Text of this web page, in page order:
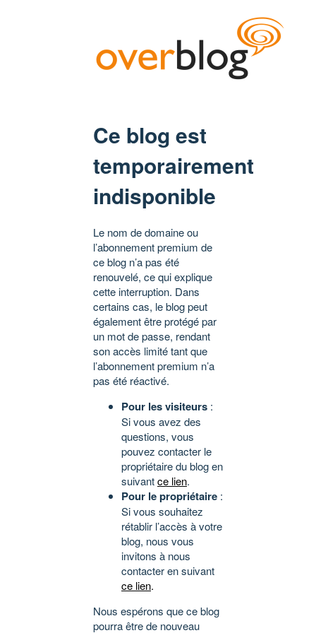
Ce blog est
temporairement
indisponible
Le nom de domaine ou
l’abonnement premium de
ce blog n’a pas été
renouvelé, ce qui explique
cette interruption. Dans
certains cas, le blog peut
également être protégé par
un mot de passe, rendant
son accès limité tant que
l’abonnement premium n’a
pas été réactivé.
Pour les visiteurs :
Si vous avez des
questions, vous
pouvez contacter le
propriétaire du blog en
suivantce lien.
Pour le propriétaire :
Si vous souhaitez
rétablir l’accès à votre
blog, nous vous
invitons à nous
contacter en suivant
ce lien.
Nous espérons que ce blog
pourra être de nouveau